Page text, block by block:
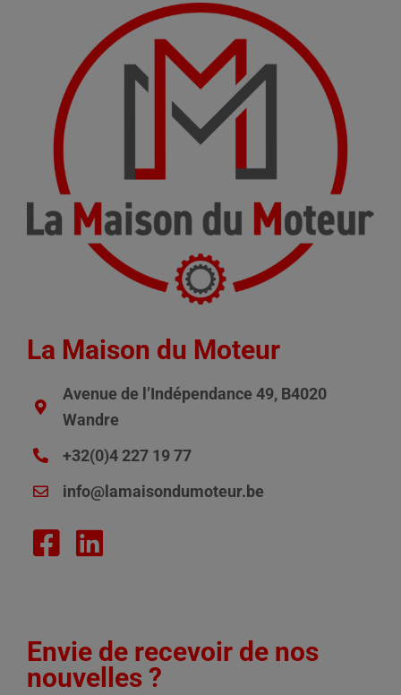
La Maison du Moteur
Avenue de l’Indépendance 49, B4020
Wandre
+32(0)4 227 19 77
info@lamaisondumoteur.be
Envie de recevoir de nos
nouvelles ?